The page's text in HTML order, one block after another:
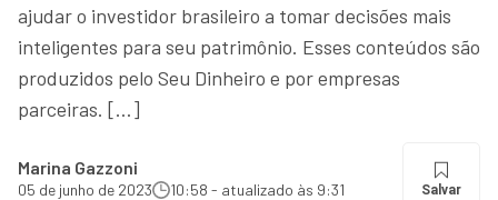
ajudar o investidor brasileiro a tomar decisões mais
inteligentes para seu patrimônio. Esses conteúdos são
produzidos pelo Seu Dinheiro e por empresas
parceiras. […]
Marina Gazzoni
05 de junho de 2023 10:58 - atualizado às 9:31 Salvar